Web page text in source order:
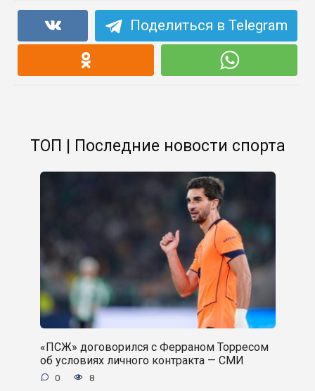
Поделиться в Telegram
ТОП | Последние новости спорта
«ПСЖ» договорился с Ферраном Торресом
об условиях личного контракта — СМИ
0 8